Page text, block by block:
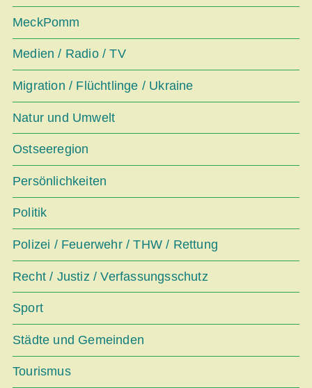
MeckPomm
Medien / Radio / TV
Migration / Flüchtlinge / Ukraine
Natur und Umwelt
Ostseeregion
Persönlichkeiten
Politik
Polizei / Feuerwehr / THW / Rettung
Recht / Justiz / Verfassungsschutz
Sport
Städte und Gemeinden
Tourismus